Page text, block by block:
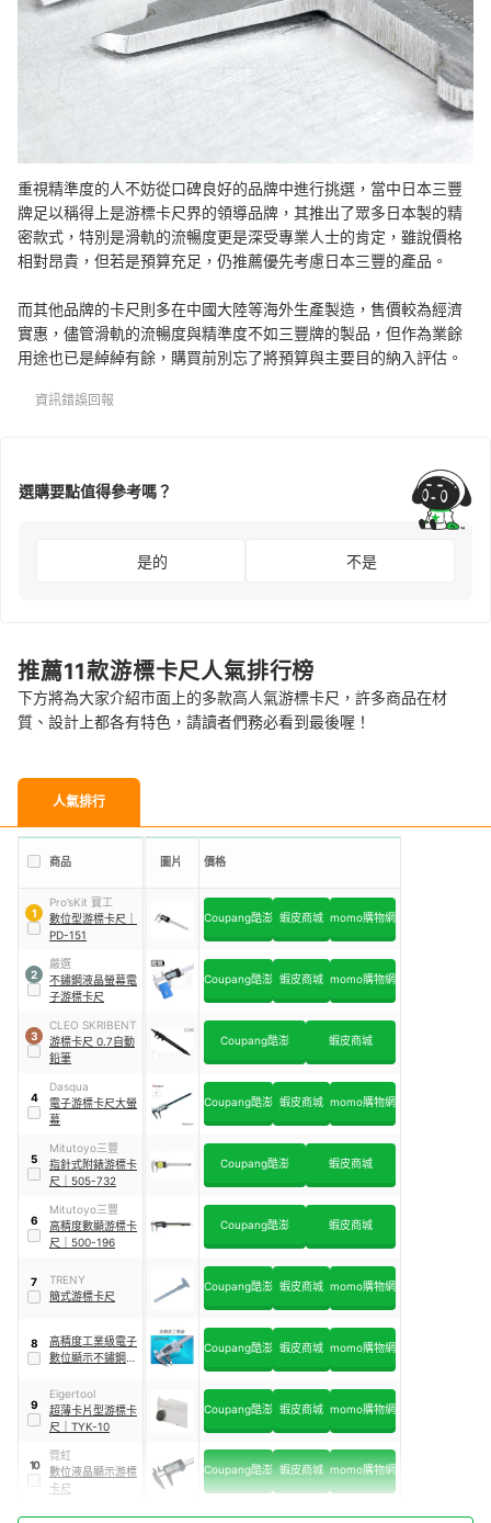
重視精準度的人不妨從口碑良好的品牌中進行挑選，當中日本三豐
牌足以稱得上是游標卡尺界的領導品牌，其推出了眾多日本製的精
密款式，特別是滑軌的流暢度更是深受專業人士的肯定，雖說價格
相對昂貴，但若是預算充足，仍推薦優先考慮日本三豐的產品。
而其他品牌的卡尺則多在中國大陸等海外生產製造，售價較為經濟
實惠，儘管滑軌的流暢度與精準度不如三豐牌的製品，但作為業餘
用途也已是綽綽有餘，購買前別忘了將預算與主要目的納入評估。
資訊錯誤回報
選購要點值得參考嗎？
是的 不是
推薦11款游標卡尺人氣排行榜
下方將為大家介紹市面上的多款高人氣游標卡尺，許多商品在材
質、設計上都各有特色，請讀者們務必看到最後喔！
人氣排行
商品 圖片 價格
1
Pro’sKit 寶工
數位型游標卡尺
PD-151
Coupang酷澎 蝦皮商城 momo購物網
2
嚴選
不鏽鋼液晶螢幕電
子游標卡尺
Coupang酷澎 蝦皮商城 momo購物網
3
CLEO SKRIBENT
游標卡尺 0.7自動
鉛筆
Coupang酷澎 蝦皮商城
4
Dasqua
電子游標卡尺大螢
幕
Coupang酷澎 蝦皮商城 momo購物網
5
Mitutoyo三豐
指針式附錶游標卡
尺
505-732
Coupang酷澎 蝦皮商城
6
Mitutoyo三豐
高精度數顯游標卡
尺
500-196
Coupang酷澎 蝦皮商城
7
TRENY
簡式游標卡尺
Coupang酷澎 蝦皮商城 momo購物網
8
高精度工業級電子
數位顯示不鏽鋼游
Coupang酷澎 蝦皮商城 momo購物網
9
Eigertool
超薄卡片型游標卡
尺
TYK-10
Coupang酷澎 蝦皮商城 momo購物網
10
霓虹
數位液晶顯示游標
卡尺
Coupang酷澎 蝦皮商城 momo購物網